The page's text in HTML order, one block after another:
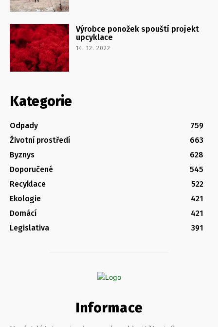
Výrobce ponožek spouští projekt
upcyklace
14. 12. 2022
Kategorie
Odpady
759
Životní prostředí
663
Byznys
628
Doporučené
545
Recyklace
522
Ekologie
421
Domácí
421
Legislativa
391
Informace